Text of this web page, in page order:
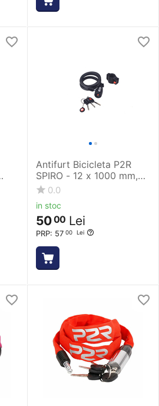
Antifurt Bicicleta P2R
SPIRO - 12 x 1000 mm,
Negru
0.0
in stoc
PRP: 57 00 Lei
5000 Lei